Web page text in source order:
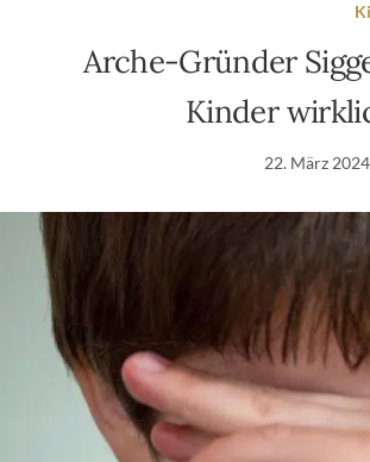
Arche-Gründer
Kinder
22. März 2024